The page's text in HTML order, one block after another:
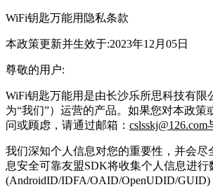
WiFi钥匙万能用 隐私条款
本政策更新并生效于:2023年12月05日
尊敬的用户:
WiFi钥匙万能用 是由长沙乐所思科技有限
为“我们”）运营的产品。如果您对本政策
问或顾虑，请通过邮箱： cslsskj@126.com
我们深知个人信息对您的重要性，并会尽
息安全可靠友盟SDK将收集个人信息进行
(AndroidID/IDFA/OAID/OpenUDID/GUID)